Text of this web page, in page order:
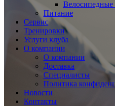
Велосипедные
Питание
Сервис
Тренировки
Услуги клуба
О компании
О компании
Доставка
Специалисты
Политика
Новости
Контакты